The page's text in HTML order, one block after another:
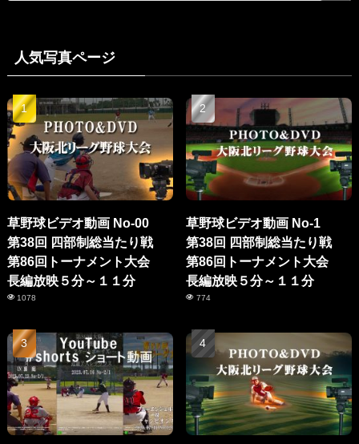
人気写真ページ
草野球ビデオ動画 No-00
第38回 四部制総当たり戦
第86回トーナメント大会
長編放映５分～１１分
1078
草野球ビデオ動画 No-1
第38回 四部制総当たり戦
第86回トーナメント大会
長編放映５分～１１分
774